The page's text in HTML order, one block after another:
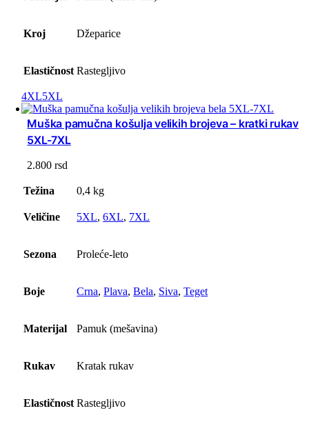
Kroj Džeparice
Elastičnost Rastegljivo
4XL5XL
Muška pamučna košulja velikih brojeva – kratki rukav
5XL-7XL
2.800rsd
Težina 0,4 kg
Veličine 5XL,6XL, 7XL
Sezona Proleće-leto
Boje Crna,Plava,Bela, Siva,Teget
Materijal Pamuk (mešavina)
Rukav Kratak rukav
Elastičnost Rastegljivo